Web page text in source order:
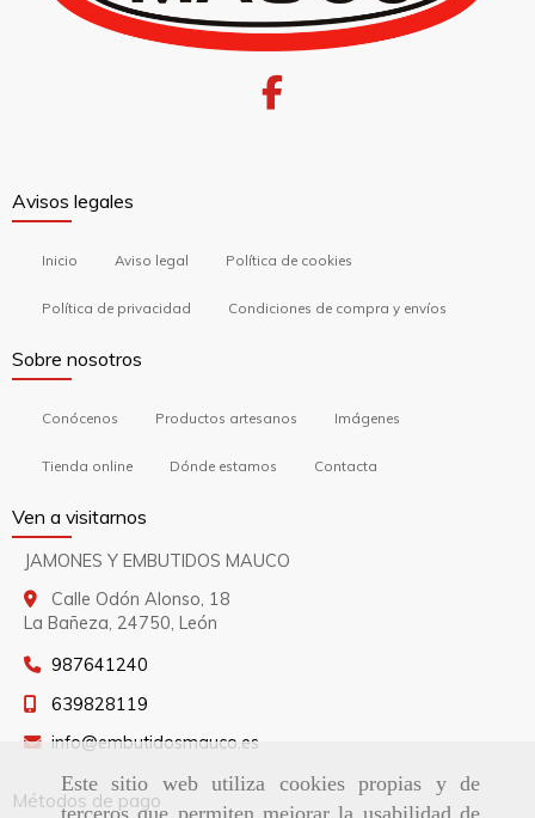
Este sitio web utiliza cookies propias y de
Avisos legales
Inicio Aviso legal Política de cookies
Política de privacidad Condiciones de compra y envíos
Sobre nosotros
Conócenos Productos artesanos Imágenes
Tienda online Dónde estamos Contacta
Ven a visitarnos
JAMONES Y EMBUTIDOS MAUCO
Calle Odón Alonso, 18
La Bañeza, 24750, León
987641240
639828119
info
embutidosmauco.es
Métodos de pago